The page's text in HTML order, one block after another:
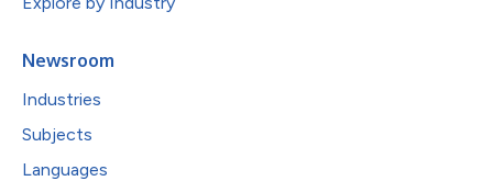
Newsroom
Industries
Subjects
Languages